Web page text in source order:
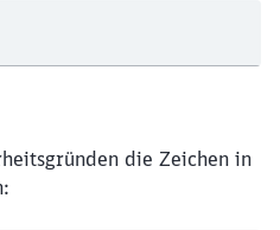
die Zeichen in